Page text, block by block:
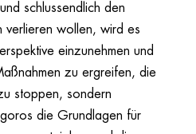
schlussendlich den
verlieren wollen, wird es
einzunehmen und
zu ergreifen, die
stoppen, sondern
die Grundlagen für